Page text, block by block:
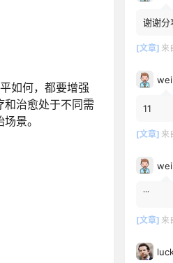
如何，都要增强
治愈处于不同需
景。
谢谢分
[文章] 来
11
[文章] 来
˙˙˙
[文章] 来